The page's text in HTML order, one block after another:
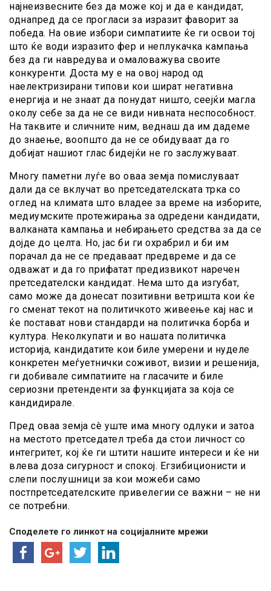
најнеизвесните без да може кој и да е кандидат,
однапред да се прогласи за изразит фаворит за
победа. На овие избори симпатиите ќе ги освои тој
што ќе води изразито фер и неплукачка кампања
без да ги навредува и омаловажува своите
конкуренти. Доста му е на овој народ од
наелектризирани типови кои шират негативна
енергија и не знаат да понудат ништо, сеејќи магла
околу себе за да не се види нивната неспособност.
На таквите и сличните ним, веднаш да им дадеме
до знаење, воопшто да не се обидуваат да го
добијат нашиот глас бидејќи не го заслужуваат.
Многу паметни луѓе во оваа земја помислуваат
дали да се вклучат во претседателската трка со
оглед на климата што владее за време на изборите,
медиумските протежирања за одредени кандидати,
валканата кампања и небирањето средства за да се
дојде до целта. Но, јас би ги охрабрил и би им
порачал да не се предаваат предвреме и да се
одважат и да го прифатат предизвикот наречен
претседателски кандидат. Нема што да изгубат,
само може да донесат позитивни ветришта кои ќе
го сменат текот на политичкото живеење кај нас и
ќе постават нови стандарди на политичка борба и
култура. Неколкупати и во нашата политичка
историја, кандидатите кои биле умерени и нуделе
конкретен меѓуетнички соживот, визии и решенија,
ги добивале симпатиите на гласачите и биле
сериозни претенденти за функцијата за која се
кандидирале.
Пред оваа земја сè уште има многу одлуки и затоа
на местото претседател треба да стои личност со
интегритет, кој ќе ги штити нашите интереси и ќе ни
влева доза сигурност и спокој. Егзибиционисти и
слепи послушници за кои можеби само
постпретседателските привелегии се важни – не ни
се потребни.
Споделете го линкот на социјалните мрежи